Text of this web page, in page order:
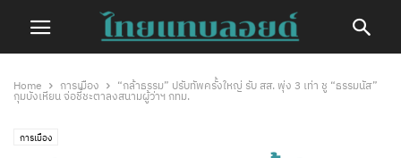
Home การเมือง
“กล้าธรรม” ปรับทัพครั้งใหญ่ รับ สส. พุ่ง 3 เท่า ชู “ธรรมนัส”
กุมบังเหียน จ่อชี้ชะตาลงสนามผู้ว่าฯ กทม.
การเมือง